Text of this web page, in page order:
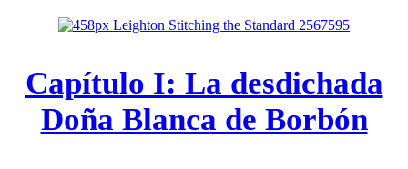
Capítulo I: La desdichada
Doña Blanca de Borbón